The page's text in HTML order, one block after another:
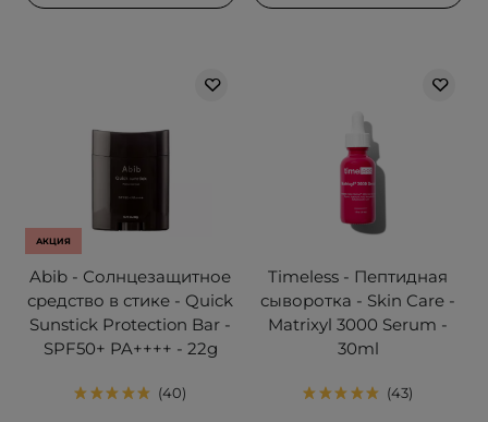
АКЦИЯ
Abib - Солнцезащитное
средство в стике - Quick
Sunstick Protection Bar -
SPF50+ PA++++ - 22g
40
Timeless - Пептидная
сыворотка - Skin Care -
Matrixyl 3000 Serum -
30ml
43